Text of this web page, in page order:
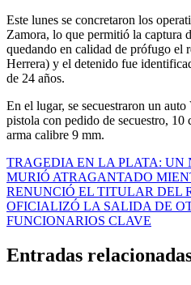
Este lunes se concretaron los
Zamora, lo que permitió la captura
quedando en calidad de prófugo el
Herrera) y el detenido fue
de 24 años.
En el lugar, se secuestraron un
pistola con pedido de secuestro, 10
arma calibre 9 mm.
Navegación
de
entradas
TRAGEDIA EN LA PLATA: UN
MURIÓ ATRAGANTADO
RENUNCIÓ EL TITULAR DEL
OFICIALIZÓ LA SALIDA DE
FUNCIONARIOS CLAVE
Entradas